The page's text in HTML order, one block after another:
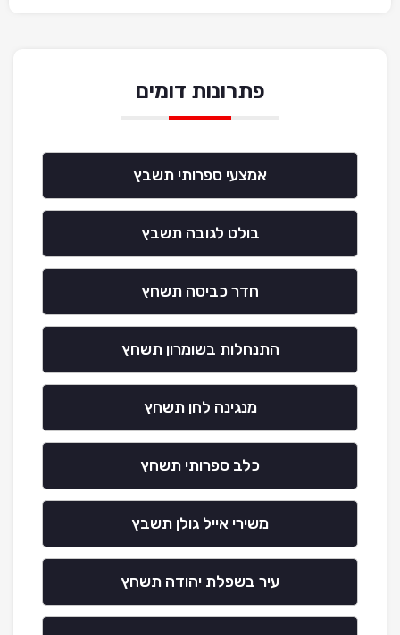
פתרונות דומים
אמצעי ספרותי תשבץ
בולט לגובה תשבץ
חדר כביסה תשחץ
התנחלות בשומרון תשחץ
מנגינה לחן תשחץ
כלב ספרותי תשחץ
משירי אייל גולן תשבץ
עיר בשפלת יהודה תשחץ